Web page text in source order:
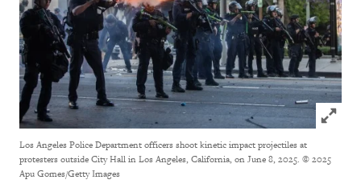
Click to
Los Angeles Police Department officers shoot kinetic impact projectiles at
protesters outside City Hall in Los Angeles, California, on June 8, 2025. © 2025
Apu Gomes/Getty Images